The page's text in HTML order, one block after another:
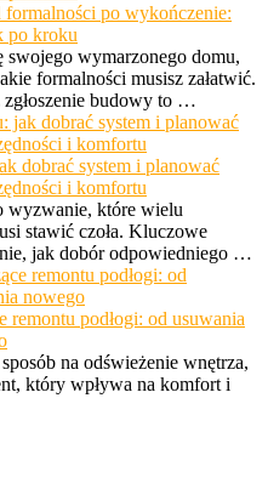
po wykończenie:
po kroku
swojego wymarzonego domu,
formalności musisz załatwić.
budowy to …
dobrać system i planować
i komfortu
wyzwanie, które wielu
stawić czoła. Kluczowe
jak dobór odpowiedniego …
remontu podłogi: od usuwania
na odświeżenie wnętrza,
który wpływa na komfort i